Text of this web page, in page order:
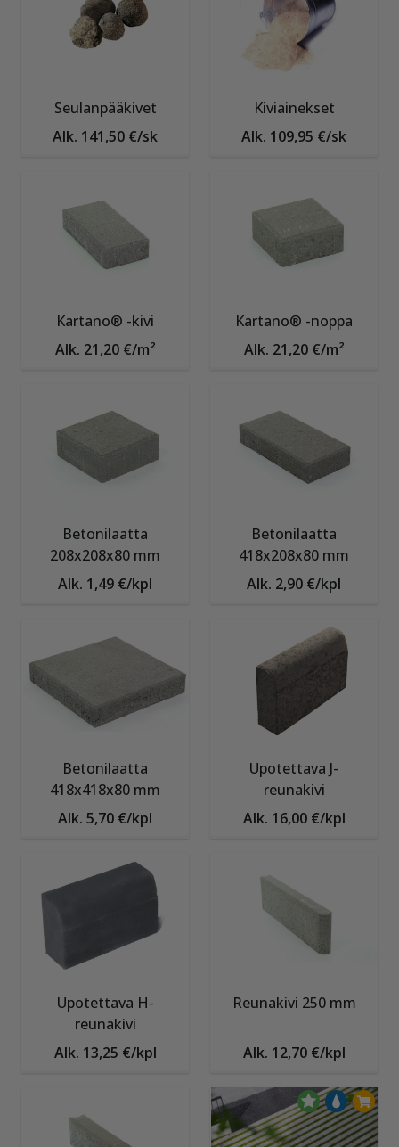
Seulanpääkivet
Alk. 141,50 €/sk
Kiviainekset
Alk. 109,95 €/sk
Kartano® -kivi
Alk. 21,20 €/m²
Kartano® -noppa
Alk. 21,20 €/m²
Betonilaatta
208x208x80 mm
Alk. 1,49 €/kpl
Betonilaatta
418x208x80 mm
Alk. 2,90 €/kpl
Betonilaatta
418x418x80 mm
Alk. 5,70 €/kpl
Upotettava J-
reunakivi
Alk. 16,00 €/kpl
Upotettava H-
reunakivi
Alk. 13,25 €/kpl
Reunakivi 250 mm
Alk. 12,70 €/kpl